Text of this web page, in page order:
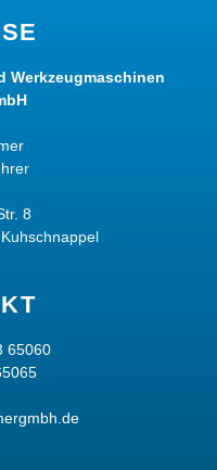
Werkzeugmaschinen
8
65060